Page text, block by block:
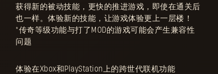
获得新的被动技能，更快的推进游戏，即使在通关后
也一样。体验新的技能，让游戏体验更上一层楼！
*传奇等级功能与打了MOD的游戏可能会产生兼容性
问题
体验在Xbox和PlayStation上的跨世代联机功能